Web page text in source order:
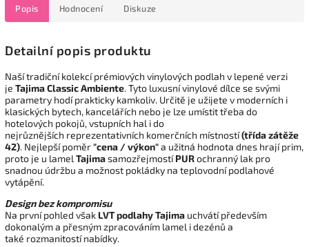
Popis Hodnocení Diskuze
Detailní popis produktu
Naší tradiční kolekcí prémiových vinylových podlah v lepené verzi
je Tajima Classic Ambiente. Tyto luxusní vinylové dílce se svými
parametry hodí prakticky kamkoliv. Určitě je užijete v moderních i
klasických bytech, kancelářích nebo je lze umístit třeba do
hotelových pokojů, vstupních hal i do
nejrůznějších reprezentativních komerčních místností(třída zátěže
42). Nejlepší poměr"cena / výkon"a užitná hodnota dnes hrají prim,
proto je u lamel Tajimasamozřejmostí PURochranný lak pro
snadnou údržbu a možnost pokládky na teplovodní podlahové
vytápění.
Design bez kompromisu
Na první pohled však LVT podlahy Tajima uchvátí především
dokonalým a přesným zpracováním lamel i dezénů a
také rozmanitostí nabídky.